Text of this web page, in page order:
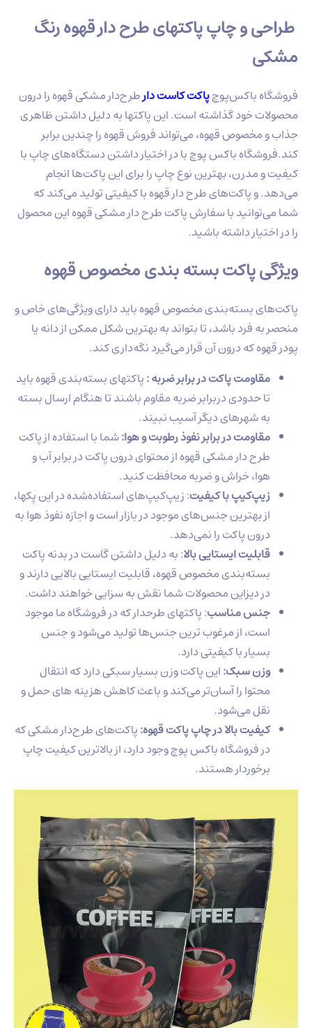
طراحی و چاپ پاکتهای طرح دار قهوه رنگ
مشکی
فروشگاه باکس‌پوچپاکت کاست دارطرح‌دار مشکی قهوه را درون
محصولات خود گذاشته است. این پاکتها به دلیل داشتن ظاهری
جذاب و مخصوص قهوه، می‌تواند فروش قهوه را چندین برابر
کند.فروشگاه باکس پوچ با در اختیار داشتن دستگاه‌های چاپ با
کیفیت و مدرن، بهترین نوع چاپ را برای این پاکت‌ها انجام
می‌دهد. و پاکت‌های طرح دار قهوه با کیفیتی تولید می‌کند که
شما می‌توانید با سفارش پاکت طرح دار مشکی قهوه این محصول
را در اختیار داشته باشید.
ویژگی پاکت بسته بندی مخصوص قهوه
پاکت‌های بسته‌بندی مخصوص قهوه باید دارای ویژگی‌های خاص و
منحصر به فرد باشد، تا بتواند به بهترین شکل ممکن از دانه یا
پودر قهوه‌ که درون آن قرار می‌گیرد نگه‌داری کند.
مقاومت پاکت در برابر ضربه :پاکتهای بسته‌بندی قهوه باید
تا حدودی دربرابر ضربه مقاوم باشند تا هنگام ارسال بسته
به شهر‌های دیگر آسیب نبیند.
مقاومت در برابر نفوذ رطوبت و هوا:شما با استفاده از پاکت
طرح دار مشکی قهوه از محتوای درون پاکت در برابر آب و
هوا، خراش و ضربه محافظت کنید.
زیپ‌کیپ با کیفیت: زیپ‌کیپ‌های استفاده‌شده در این پکها،
از بهترین جنس‌های موجود در بازار است و اجازه نفوذ هوا به
درون پاکت را نمی‌دهد.
قابلیت ایستایی بالا: به دلیل داشتن گاست در بدنه پاکت
بسته‌بندی مخصوص قهوه، قابلیت ایستایی بالایی دارند و
در دیزاین محصولات شما نقش به سزایی خواهند داشت.
جنس مناسب: پاکتهای طرحدار که در فروشگاه ما موجود
است، از مرغوب ترین جنس‌ها تولید می‌شود و جنس
بسیار با کیفیتی دارد.
وزن سبک:این پاکت وزن بسیار سبکی دارد که انتقال
محتوا را آسان‌تر می‌کند و باعث کاهش هزینه های حمل و
نقل می‌شود.
کیفیت بالا در چاپ پاکت قهوه:پاکت‌های طرح‌دار مشکی که
در فروشگاه باکس پوچ وجود دارد، از بالاترین کیفیت چاپ
برخوردار هستند.